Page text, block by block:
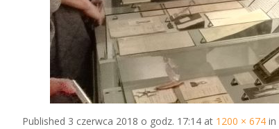
Published 3 czerwca 2018 o godz. 17:14 at 1200 × 674 in